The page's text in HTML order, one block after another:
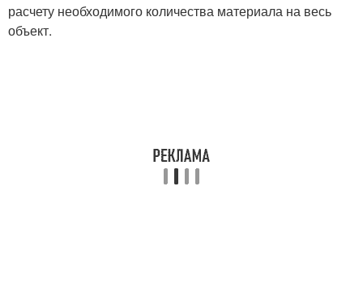
расчету необходимого количества материала на весь
объект.